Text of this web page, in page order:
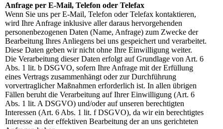
Anfrage per E-Mail, Telefon oder Telefax
Wenn Sie uns per E-Mail, Telefon oder Telefax kontaktieren,
wird Ihre Anfrage inklusive aller daraus hervorgehenden
personenbezogenen Daten (Name, Anfrage) zum Zwecke der
Bearbeitung Ihres Anliegens bei uns gespeichert und verarbeitet.
Diese Daten geben wir nicht ohne Ihre Einwilligung weiter.
Die Verarbeitung dieser Daten erfolgt auf Grundlage von Art. 6
Abs. 1 lit. b DSGVO, sofern Ihre Anfrage mit der Erfüllung
eines Vertrags zusammenhängt oder zur Durchführung
vorvertraglicher Maßnahmen erforderlich ist. In allen übrigen
Fällen beruht die Verarbeitung auf Ihrer Einwilligung (Art. 6
Abs. 1 lit. A DSGVO) und/oder auf unseren berechtigten
Interessen (Art. 6 Abs. 1 lit. f DSGVO), da wir ein berechtigtes
Interesse an der effektiven Bearbeitung der an uns gerichteten